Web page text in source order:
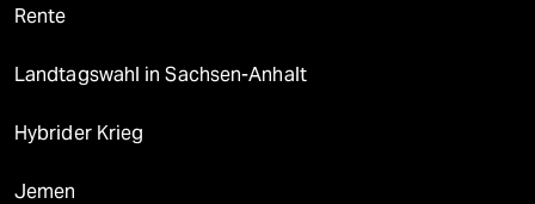
Rente
Landtagswahl in Sachsen-Anhalt
Hybrider Krieg
Jemen